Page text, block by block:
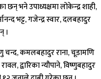
छन् भने उपाध्यक्षमा लोकेन्द्र शाही,
भट्ट, गजेन्द्र स्वार, दलबहादुर
।
चन्द, कमलबहादुर राना, चूडामणि
द्वारिका न्यौपाने, विष्णुबहादुर